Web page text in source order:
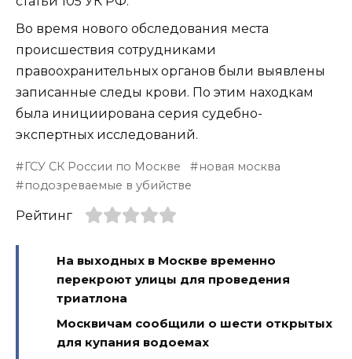
Во время нового обследования места
происшествия сотрудниками
правоохранительных органов были выявлены
записанные следы крови. По этим находкам
была инициирована серия судебно-
экспертных исследований.
ГСУ СК России по Москве
новая москва
подозреваемые в убийстве
Рейтинг
На выходных в Москве временно
перекроют улицы для проведения
триатлона
Москвичам сообщили о шести открытых
для купания водоемах